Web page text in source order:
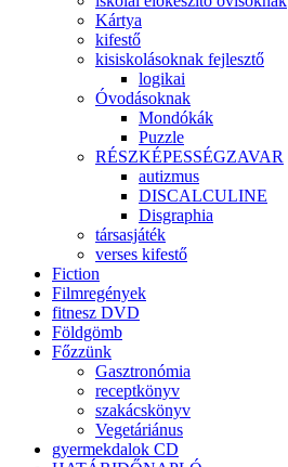
Kártya
kifestő
kisiskolásoknak fejlesztő
logikai
Óvodásoknak
Mondókák
Puzzle
RÉSZKÉPESSÉGZAVAR
autizmus
DISCALCULINE
Disgraphia
társasjáték
verses kifestő
Fiction
Filmregények
fitnesz DVD
Földgömb
Főzzünk
Gasztronómia
receptkönyv
szakácskönyv
Vegetáriánus
gyermekdalok CD